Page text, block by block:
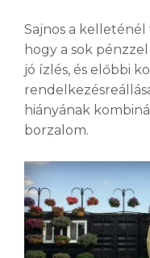
Sajnos a
hogy a sok
jó ízlés, és előbbi
hiányának
borzalom.